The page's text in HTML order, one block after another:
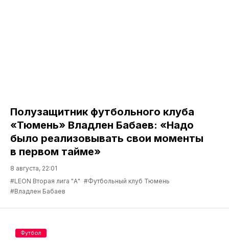
Полузащитник футбольного клуба
«Тюмень» Владлен Бабаев: «Надо
было реализовывать свои моменты
в первом тайме»
8 августа, 22:01
#LEON Вторая лига "А" #Футбольный клуб Тюмень
#Владлен Бабаев
Футбол